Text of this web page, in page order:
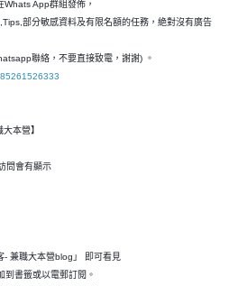
App群組發佈，
部分敏感資料及有限名額的任務，絶對沒有廣告
聯絡，不要直接致電，謝謝) 。
大本營】
問會有顯示
兼職大本營blog」 即可看見
到書籤或以電郵訂閱。